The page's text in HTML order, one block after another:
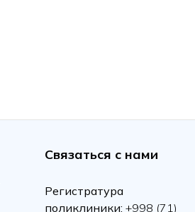
Связаться с нами
Регистратура
поликлиники: +998 (71)